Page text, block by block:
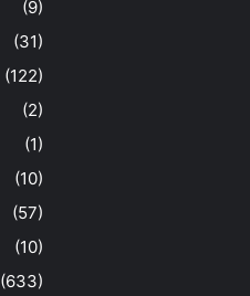
(9)
(31)
(122)
(2)
(1)
(10)
(57)
(10)
(633)